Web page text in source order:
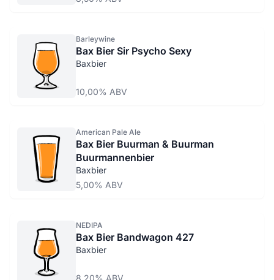
Barleywine
Bax Bier Sir Psycho Sexy
Baxbier
10,00% ABV
American Pale Ale
Bax Bier Buurman & Buurman
Buurmannenbier
Baxbier
5,00% ABV
NEDIPA
Bax Bier Bandwagon 427
Baxbier
8,20% ABV